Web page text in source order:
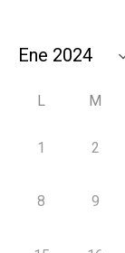
L M
1 2
8 9